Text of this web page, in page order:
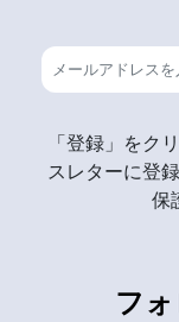
「登録」をク
スレターに登
保
フ